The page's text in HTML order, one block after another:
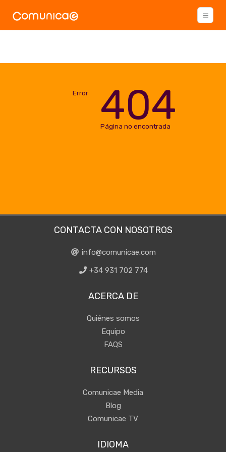
Error 404
Página no encontrada
CONTACTA CON NOSOTROS
info@comunicae.com
+34 931 702 774
ACERCA DE
Quiénes somos
Equipo
FAQS
RECURSOS
Comunicae Media
Blog
Comunicae TV
IDIOMA